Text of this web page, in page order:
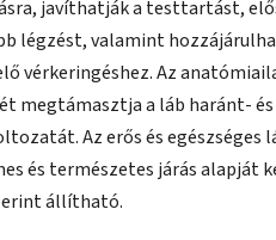
javíthatják a testtartást,
légzést, valamint
vérkeringéshez. Az
megtámasztja a láb haránt- és
Az erős és egészséges
és természetes járás alapját
állítható.